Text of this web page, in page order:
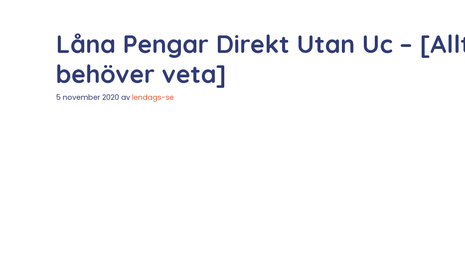
Låna Pengar Direkt Utan Uc –
behöver veta]
5 november 2020 av lendags-se